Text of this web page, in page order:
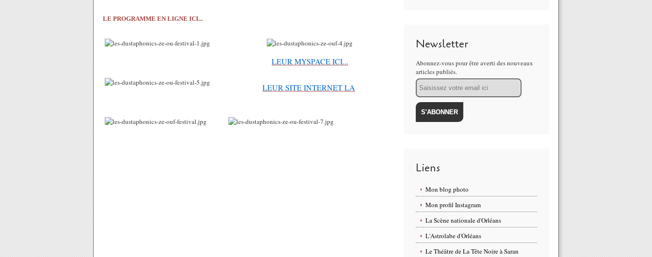
LE PROGRAMME EN LIGNE ICI...
LEUR MYSPACE ICI...
LEUR SITE INTERNET LA
Newsletter
Abonnez-vous pour être averti des nouveaux
articles publiés.
Email
Liens
Mon blog photo
Mon profil Instagram
La Scène nationale d'Orléans
L'Astrolabe d'Orléans
Le Théâtre de La Tête Noire à Saran